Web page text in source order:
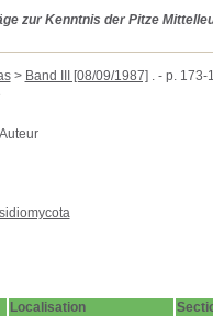
zur Kenntnis der Pitze
> Band III [08/09/1987] . - p. 173-
Localisation